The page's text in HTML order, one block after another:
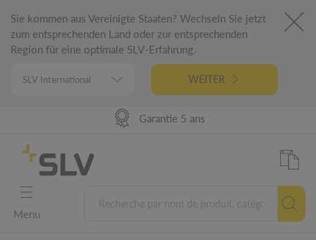
Sie kommen aus Vereinigte Staaten? Wechseln Sie jetzt
zum entsprechenden Land oder zur entsprechenden
Region für eine optimale SLV-Erfahrung.
WEITER
Disponibilité produit à 98%
Performance de livraison
Garantie 5 ans
Conception Allemande
Menu